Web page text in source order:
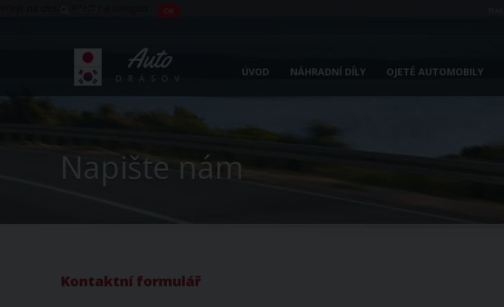
Auto
DRÁSOV
ÚVOD NÁHRADNÍ DÍLY OJETÉ AUTOMOBILY
Napište nám
Kontaktní formulář